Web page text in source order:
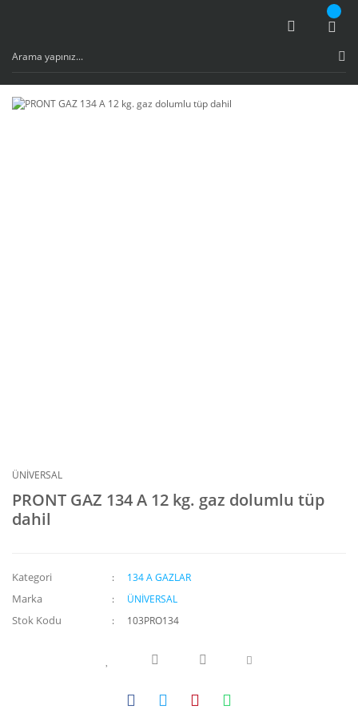
ÜNİVERSAL
PRONT GAZ 134 A 12 kg. gaz dolumlu tüp
dahil
Kategori 134 A GAZLAR
Marka ÜNİVERSAL
Stok Kodu 103PRO134